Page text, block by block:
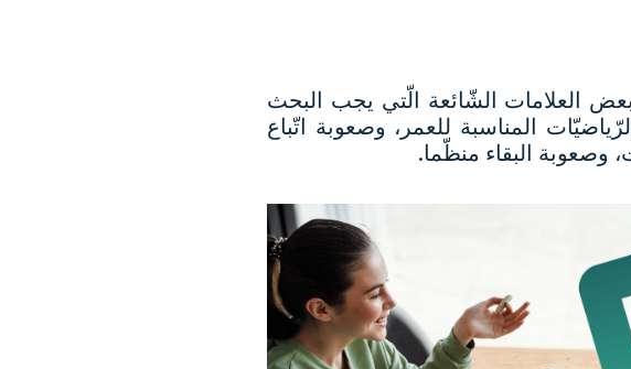
العلامات الشّائعة الّتي يجب البحث
المناسبة للعمر، وصعوبة اتّباع
وصعوبة البقاء منظّما.